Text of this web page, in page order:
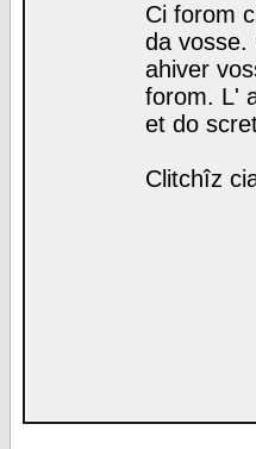
Ci forom
da vosse.
ahiver
forom. L'
et do
Clitchîz